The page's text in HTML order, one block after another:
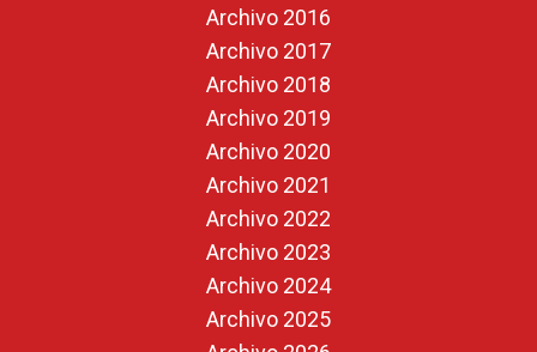
Archivo 2016
Archivo 2017
Archivo 2018
Archivo 2019
Archivo 2020
Archivo 2021
Archivo 2022
Archivo 2023
Archivo 2024
Archivo 2025